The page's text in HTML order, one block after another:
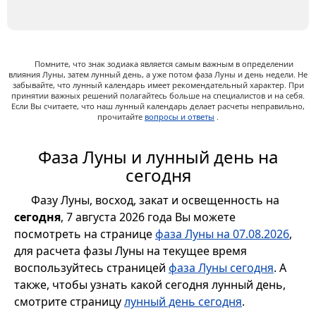
Помните, что знак зодиака является самым важным в определении
влияния Луны, затем лунный день, а уже потом фаза Луны и день недели. Не
забывайте, что лунный календарь имеет рекомендательный характер. При
принятии важных решений полагайтесь больше на специалистов и на себя.
Если Вы считаете, что наш лунный календарь делает расчеты неправильно,
прочитайте вопросы и ответы .
Фаза Луны и лунный день на
сегодня
Фазу Луны, восход, закат и освещенность на
сегодня, 7 августа 2026 года Вы можете
посмотреть на страницефаза Луны на 07.08.2026,
для расчета фазы Луны на текущее время
воспользуйтесь страницей фаза Луны сегодня. А
также, чтобы узнать какой сегодня лунный день,
смотрите страницулунный день сегодня.